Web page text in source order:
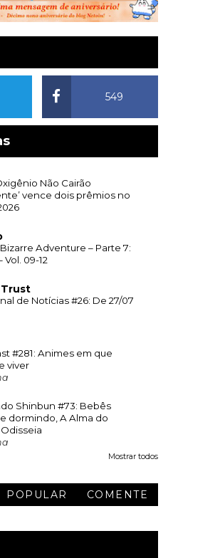
549
Não Cairão
vence dois prêmios no
Bizarre Adventure – Parte 7:
Vol. 09-12
Trust
de Notícias #26: De 27/07
#281: Animes em que
viver
Shinbun #73: Bebês
dormindo, A Alma do
Mostrar todos
POPULAR COMENTE